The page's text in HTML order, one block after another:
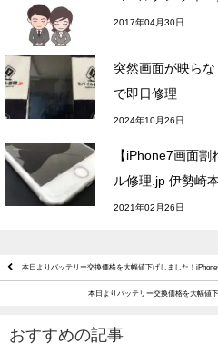
2017年04月30日
突然画面が映ら
で即日修理
2024年10月26日
【iPhone7画面
ル修理.jp 伊勢崎
2021年02月26日
本日よりバッテリー交換価格を大幅値下げしました！
本日よりバッテリー交換価格を大幅値
おすすめの記事